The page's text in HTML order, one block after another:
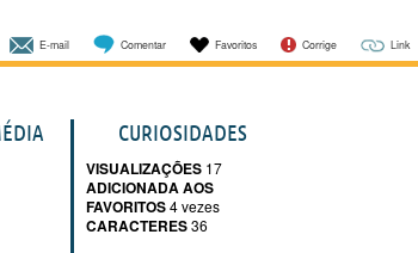
E-mail Comentar Favoritos Corrige Link
CURIOSIDADES
VISUALIZAÇÕES 17
ADICIONADA AOS
FAVORITOS4 vezes
CARACTERES36